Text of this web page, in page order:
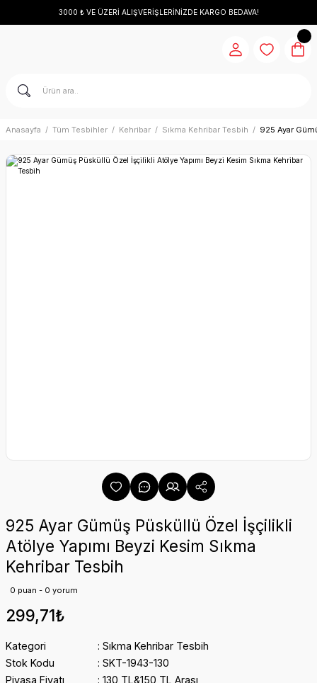
3000 ₺ VE ÜZERİ ALIŞVERİŞLERİNİZDE KARGO BEDAVA!
Anasayfa Tüm Tesbihler Kehribar Sıkma Kehribar Tesbih 925 Ayar
925 Ayar Gümüş Püsküllü Özel İşçilikli
Atölye Yapımı Beyzi Kesim Sıkma
Kehribar Tesbih
0 puan - 0 yorum
299,71₺
Kategori
Sıkma Kehribar Tesbih
Stok Kodu
SKT-1943-130
Piyasa Fiyatı
130 TL&150 TL Arası